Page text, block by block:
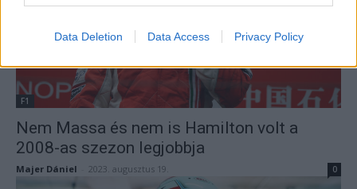
Data Deletion Data Access Privacy Policy
F1
Nem Massa és nem is Hamilton volt a
2008-as szezon legjobbja
Majer Dániel 2023. augusztus 19. 0